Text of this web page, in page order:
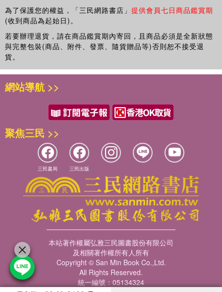
為了保護您的權益，「三民網路書店」 提供會員七日商品鑑賞期
(收到商品為起始日)。
若要辦理退貨，請在商品鑑賞期內寄回，且商品必須是全新狀態
與完整包裝(商品、附件、發票、隨貨贈品等)否則恕不接受退
貨。
網站導航 >>
聚焦三民 >>
三民書局 三民出版
本站著作權屬弘雅三民圖書股份有限公司
及相關著作權所有人所有
Copyright © San Min Book Co.,Ltd.
All Rights Reserved.
統一編號：05134324